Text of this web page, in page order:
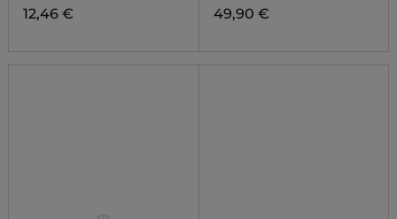
12,46 € 49,90 €